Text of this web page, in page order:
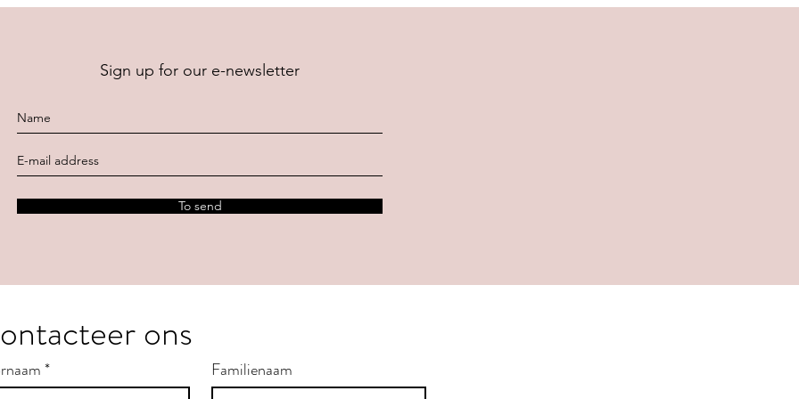
Sign up for our e-newsletter
To send
ons
* Familienaam